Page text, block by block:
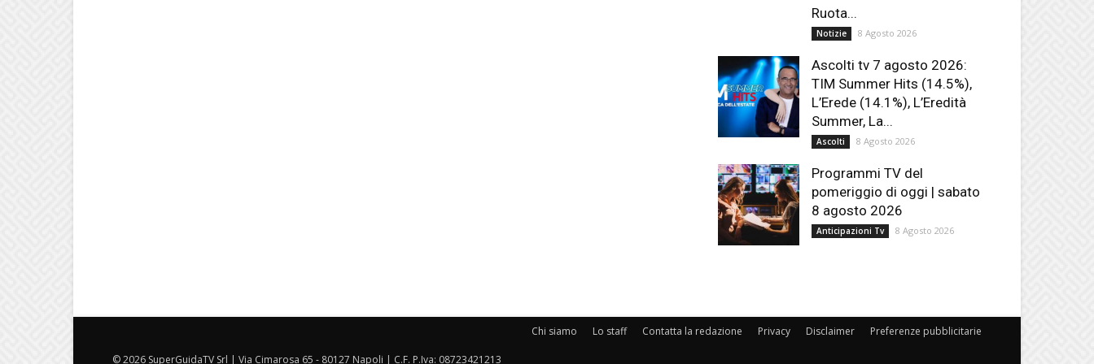
Ruota...
Notizie 8 Agosto 2026
Ascolti tv 7 agosto 2026:
TIM Summer Hits (14.5%),
L’Erede (14.1%), L’Eredità
Summer, La...
Ascolti 8 Agosto 2026
Programmi TV del
pomeriggio di oggi | sabato
8 agosto 2026
Anticipazioni Tv 8 Agosto 2026
Chi siamo Lo staff Contatta la redazione Privacy Disclaimer Preferenze pubblicitarie
© 2026 SuperGuidaTV Srl | Via Cimarosa 65 - 80127 Napoli | C.F. P.Iva: 08723421213